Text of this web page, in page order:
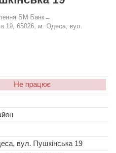
БМ Банк→
19, 65026, м. Одеса, вул.
Не працює
вул. Пушкінська 19